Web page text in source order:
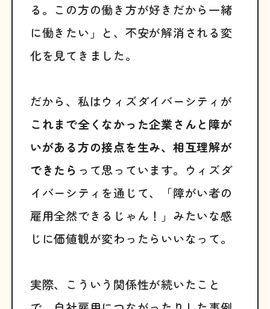
る。この方の働き方が好きだから一緒
に働きたい」と、不安が解消される変
化を見てきました。
だから、私はウィズダイバーシティが
これまで全くなかった企業さんと障が
いがある方の接点を生み、相互理解が
できたら って思っています。ウィズダ
イバーシティを通じて、「障がい者の
雇用全然できるじゃん！」みたいな感
じに価値観が変わったらいいなって。
実際、こういう関係性が続いたこと